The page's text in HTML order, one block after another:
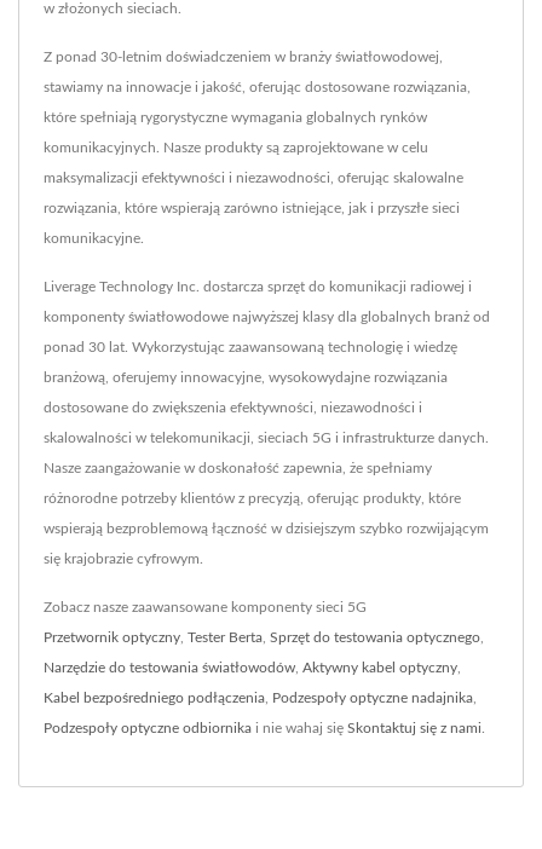
w złożonych sieciach.
Z ponad 30-letnim doświadczeniem w branży światłowodowej,
stawiamy na innowacje i jakość, oferując dostosowane rozwiązania,
które spełniają rygorystyczne wymagania globalnych rynków
komunikacyjnych. Nasze produkty są zaprojektowane w celu
maksymalizacji efektywności i niezawodności, oferując skalowalne
rozwiązania, które wspierają zarówno istniejące, jak i przyszłe sieci
komunikacyjne.
Liverage Technology Inc. dostarcza sprzęt do komunikacji radiowej i
komponenty światłowodowe najwyższej klasy dla globalnych branż od
ponad 30 lat. Wykorzystując zaawansowaną technologię i wiedzę
branżową, oferujemy innowacyjne, wysokowydajne rozwiązania
dostosowane do zwiększenia efektywności, niezawodności i
skalowalności w telekomunikacji, sieciach 5G i infrastrukturze danych.
Nasze zaangażowanie w doskonałość zapewnia, że spełniamy
różnorodne potrzeby klientów z precyzją, oferując produkty, które
wspierają bezproblemową łączność w dzisiejszym szybko rozwijającym
się krajobrazie cyfrowym.
Zobacz nasze zaawansowane komponenty sieci 5G
Przetwornik optyczny, Tester Berta, Sprzęt do testowania optycznego,
Narzędzie do testowania światłowodów, Aktywny kabel optyczny,
Kabel bezpośredniego podłączenia, Podzespoły optyczne nadajnika,
Podzespoły optyczne odbiornika i nie wahaj się Skontaktuj się z nami.